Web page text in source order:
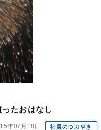
たおはなし
年07月18日 社員のつぶやき